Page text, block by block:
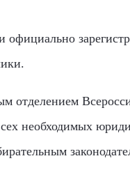
официально
отделением
необходимых